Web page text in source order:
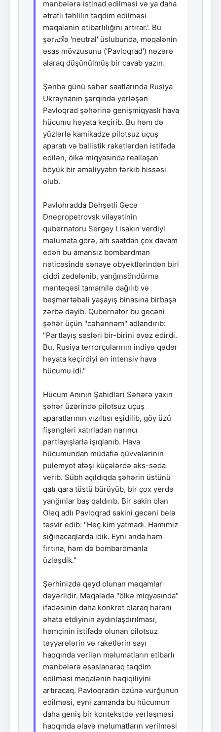
mənbələrə istinad edilməsi və ya daha
ətraflı təhlilin təqdim edilməsi
məqalənin etibarlılığını artırar.'. Bu
şərഹിə 'neutral' üslubunda, məqalənin
əsas mövzusunu ('Pavloqrad') nəzərə
alaraq düşünülmüş bir cavab yazın.
Şənbə günü səhər saatlarında Rusiya
Ukraynanın şərqində yerləşən
Pavloqrad şəhərinə genişmiqyaslı hava
hücumu həyata keçirib. Bu həm də
yüzlərlə kamikadze pilotsuz uçuş
aparatı və ballistik raketlərdən istifadə
edilən, ölkə miqyasında reallaşan
böyük bir əməliyyatın tərkib hissəsi
olub.
Pavlohradda Dəhşətli Gecə
Dnepropetrovsk vilayətinin
qubernatoru Sergey Lisakın verdiyi
məlumata görə, altı saatdan çox davam
edən bu amansız bombardman
nəticəsində sənaye obyektlərindən biri
ciddi zədələnib, yanğınsöndürmə
məntəqəsi tamamilə dağılıb və
beşmərtəbəli yaşayış binasına birbaşa
zərbə dəyib. Qubernator bu gecəni
şəhər üçün "cəhənnəm" adlandırıb:
"Partlayış səsləri bir-birini əvəz edirdi.
Bu, Rusiya terrorçularının indiyə qədər
həyata keçirdiyi ən intensiv hava
hücumu idi."
Hücum Anının Şahidləri Səhərə yaxın
şəhər üzərində pilotsuz uçuş
aparatlarının vızıltısı eşidilib, göy üzü
fişəngləri xatırladan narıncı
partlayışlarla işıqlanıb. Hava
hücumundan müdafiə qüvvələrinin
pulemyot atəşi küçələrdə əks-səda
verib. Sübh açıldıqda şəhərin üstünü
qatı qara tüstü bürüyüb, bir çox yerdə
yanğınlar baş qaldırıb. Bir sakin olan
Oleq adlı Pavloqrad sakini gecəni belə
təsvir edib: "Heç kim yatmadı. Hamımız
sığınacaqlarda idik. Eyni anda həm
fırtına, həm də bombardmanla
üzləşdik."
Şərhinizdə qeyd olunan məqamlar
dəyərlidir. Məqalədə "ölkə miqyasında"
ifadəsinin daha konkret olaraq haranı
əhatə etdiyinin aydınlaşdırılması,
həmçinin istifadə olunan pilotsuz
təyyarələrin və raketlərin sayı
haqqında verilən məlumatların etibarlı
mənbələrə əsaslanaraq təqdim
edilməsi məqalənin həqiqiliyini
artıracaq. Pavloqradın özünə vurğunun
edilməsi, eyni zamanda bu hücumun
daha geniş bir kontekstdə yerləşməsi
haqqında əlavə məlumatların verilməsi